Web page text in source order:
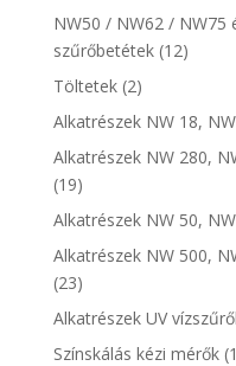
NW50 / NW62 / NW75
szűrőbetétek (12)
Töltetek (2)
Alkatrészek NW 18,
Alkatrészek NW 280,
(19)
Alkatrészek NW 50,
Alkatrészek NW 500,
(23)
Alkatrészek UV
Színskálás kézi mérők